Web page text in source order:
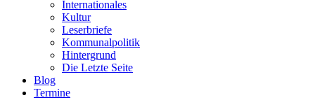
Internationales
Kultur
Leserbriefe
Kommunalpolitik
Hintergrund
Die Letzte Seite
Blog
Termine